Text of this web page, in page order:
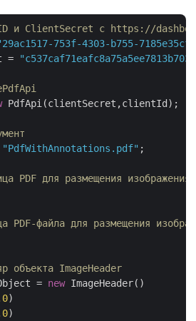
и ClientSecret с https://
753f-4303-b755-
=
PdfApi(clientSecret,clientId);
"PdfWithAnnotations.pdf" ;
PDF для размещения изображения
PDF-файла для размещения
объекта ImageHeader
= new ImageHeader()
)
)